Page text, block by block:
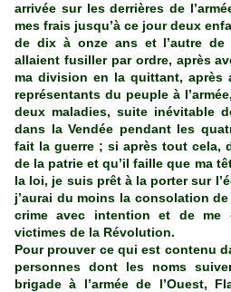
arrivée sur les derrières de
mes frais jusqu’à ce jour deux
de dix à onze ans et l’autre
allaient fusiller par ordre, après
ma division en la quittant, après
représentants du peuple à
deux maladies, suite inévitable
dans la Vendée pendant les
fait la guerre ; si après tout cela,
de la patrie et qu’il faille que ma
la loi, je suis prêt à la porter sur
j’aurai du moins la consolation
crime avec intention et de me
victimes de la Révolution.
Pour prouver ce qui est contenu
personnes dont les noms
brigade à l’armée de l’Ouest,